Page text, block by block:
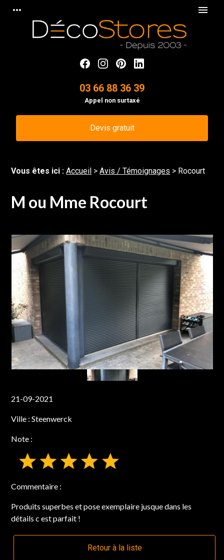
more_horiz menu
03 66 88 36 39
Appel non surtaxé
Devis gratuit
Vous êtes ici :Accueil >Avis / Témoignages > Rocourt
M ou Mme Rocourt
21-09-2021
Ville :Steenwerck
Note :
Commentaire :
Produits superbes et pose exemplaire jusque dans les
détails c est parfait !
Retour à la liste